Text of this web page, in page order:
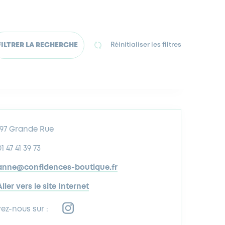
LA RECHERCHE Réinitialiser les filtres
Grande Rue
47 41 39 73
boutique.fr
vers le site Internet
nous sur :